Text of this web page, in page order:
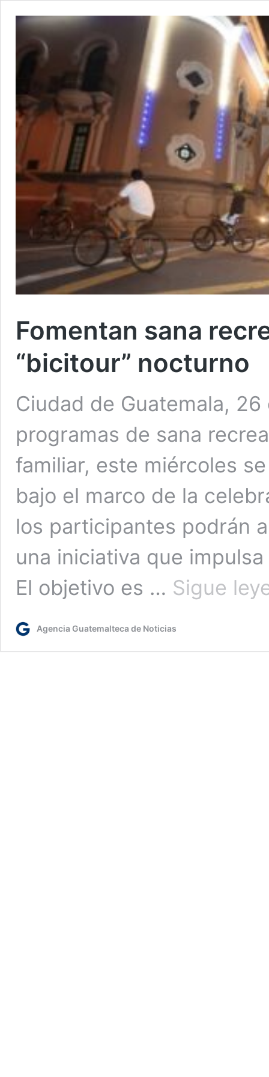
Fomentan sana
“bicitour” nocturno
Ciudad de Guatemala,
programas de sana
familiar, este miércoles
bajo el marco de la
los participantes podrán
una iniciativa que
El objetivo es … Sigue
Agencia Guatemalteca de Noticias